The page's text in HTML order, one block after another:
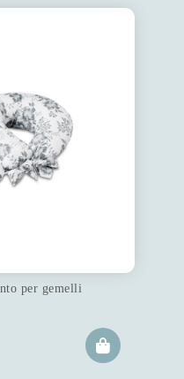
per gemelli